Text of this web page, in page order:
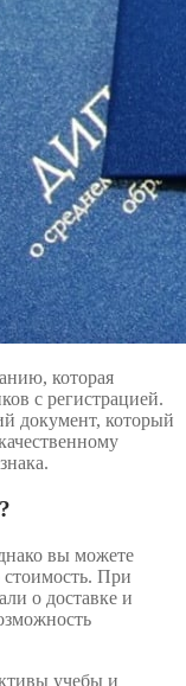
которая
с регистрацией.
документ, который
вы можете
стоимость. При
о доставке и
учебы и